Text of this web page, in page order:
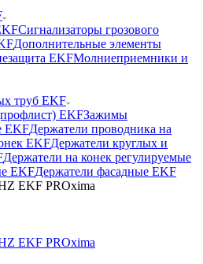
Сигнализаторы грозового
Дополнительные элементы
EKFМолниеприемники и
труб EKF
EKFЗажимы
EKFДержатели проводника на
EKFДержатели круглых и
Держатели на конек регулируемые
EKFДержатели фасадные EKF
EKF PROxima